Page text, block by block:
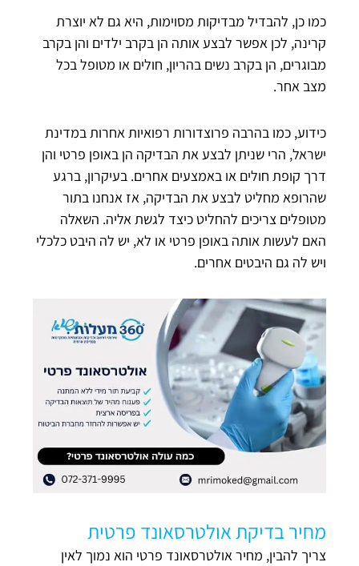
כמו כן, להבדיל מבדיקות מסוימות, היא גם לא יוצרת
קרינה, לכן אפשר לבצע אותה הן בקרב ילדים והן בקרב
מבוגרים, הן בקרב נשים בהריון, חולים או מטופל בכל
מצב אחר.
כידוע, כמו בהרבה פרוצדורות רפואיות אחרות במדינת
ישראל, הרי שניתן לבצע את הבדיקה הן באופן פרטי והן
דרך קופת חולים או באמצעים אחרים. בעיקרון, ברגע
שהרופא מחליט לבצע את הבדיקה, אז אנחנו בתור
מטופלים צריכים להחליט כיצד לגשת אליה. השאלה
האם לעשות אותה באופן פרטי או לא, יש לה היבט כלכלי
ויש לה גם היבטים אחרים.
מחיר בדיקת אולטרסאונד פרטית
צריך להבין, מחיר אולטרסאונד פרטי הוא נמוך לאין